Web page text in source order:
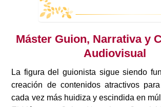
Máster Guion, Narrativa y
Audiovisual
La figura del guionista sigue siendo
creación de contenidos atractivos
cada vez más huidiza y escindida en